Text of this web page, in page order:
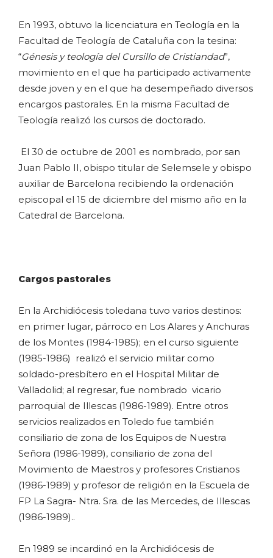
En 1993, obtuvo la licenciatura en Teología en la
Facultad de Teología de Cataluña con la tesina:
“Génesis y teología del Cursillo de Cristiandad”,
movimiento en el que ha participado activamente
desde joven y en el que ha desempeñado diversos
encargos pastorales. En la misma Facultad de
Teología realizó los cursos de doctorado.
El 30 de octubre de 2001 es nombrado, por san
Juan Pablo II, obispo titular de Selemsele y obispo
auxiliar de Barcelona recibiendo la ordenación
episcopal el 15 de diciembre del mismo año en la
Catedral de Barcelona.
Cargos pastorales
En la Archidiócesis toledana tuvo varios destinos:
en primer lugar, párroco en Los Alares y Anchuras
de los Montes (1984-1985); en el curso siguiente
(1985-1986) realizó el servicio militar como
soldado-presbítero en el Hospital Militar de
Valladolid; al regresar, fue nombrado vicario
parroquial de Illescas (1986-1989). Entre otros
servicios realizados en Toledo fue también
consiliario de zona de los Equipos de Nuestra
Señora (1986-1989), consiliario de zona del
Movimiento de Maestros y profesores Cristianos
(1986-1989) y profesor de religión en la Escuela de
FP La Sagra- Ntra. Sra. de las Mercedes, de Illescas
(1986-1989)..
En 1989 se incardinó en la Archidiócesis de